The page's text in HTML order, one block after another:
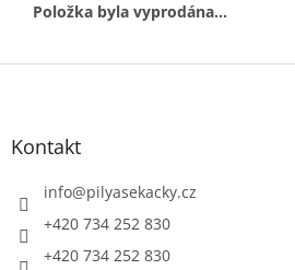
Položka byla vyprodána…
Z
Kontakt
info@pilyasekacky.cz
+420 734 252 830
+420 734 252 830